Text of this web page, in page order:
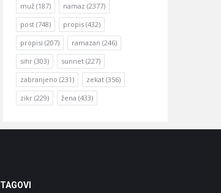
muž (187) namaz (2377)
post (748) propis (432)
propisi (207) ramazan (246)
sihr (303) sunnet (227)
zabranjeno (231) zekat (356)
zikr (229) žena (433)
TAGOVI